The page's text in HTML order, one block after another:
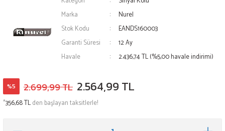
Marka
Nurel
Stok Kodu
EANDS160003
Garanti Süresi
12 Ay
Havale
2.436,74 TL (%5,00 havale indirimi)
%5 2.699,99 TL 2.564,99 TL
*356,68 TLden başlayan taksitlerle!